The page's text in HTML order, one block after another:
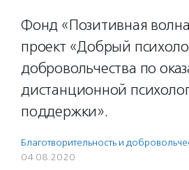
Фонд «Позитивная
проект «Добрый
добровольчества по
дистанционной
поддержки».
Благотвори­тель­ность и
04.08.2020